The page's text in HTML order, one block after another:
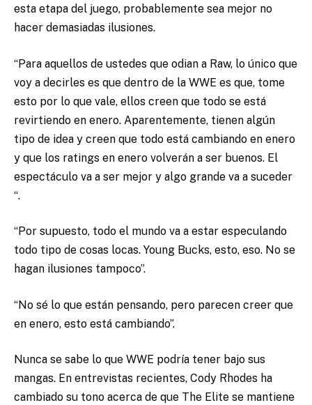
esta etapa del juego, probablemente sea mejor no
hacer demasiadas ilusiones.
“Para aquellos de ustedes que odian a Raw, lo único que
voy a decirles es que dentro de la WWE es que, tome
esto por lo que vale, ellos creen que todo se está
revirtiendo en enero. Aparentemente, tienen algún
tipo de idea y creen que todo está cambiando en enero
y que los ratings en enero volverán a ser buenos. El
espectáculo va a ser mejor y algo grande va a suceder
“.
“Por supuesto, todo el mundo va a estar especulando
todo tipo de cosas locas. Young Bucks, esto, eso. No se
hagan ilusiones tampoco”.
“No sé lo que están pensando, pero parecen creer que
en enero, esto está cambiando”.
Nunca se sabe lo que WWE podría tener bajo sus
mangas. En entrevistas recientes, Cody Rhodes ha
cambiado su tono acerca de que The Elite se mantiene